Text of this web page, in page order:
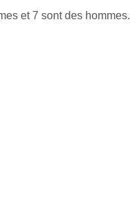
et 7 sont des hommes.